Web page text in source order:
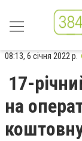
08:13, 6 січня 2022 р.
17-
на